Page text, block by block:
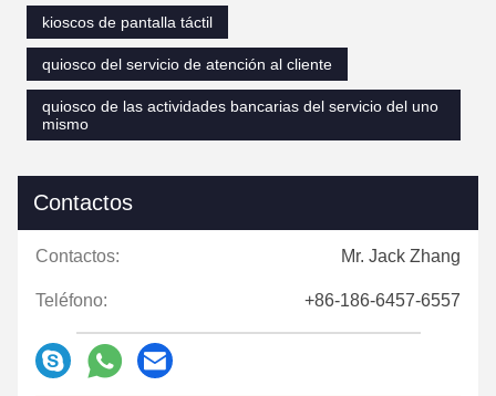
kioscos de pantalla táctil
quiosco del servicio de atención al cliente
quiosco de las actividades bancarias del servicio del uno
mismo
Contactos
Contactos: Mr. Jack Zhang
Teléfono: +86-186-6457-6557